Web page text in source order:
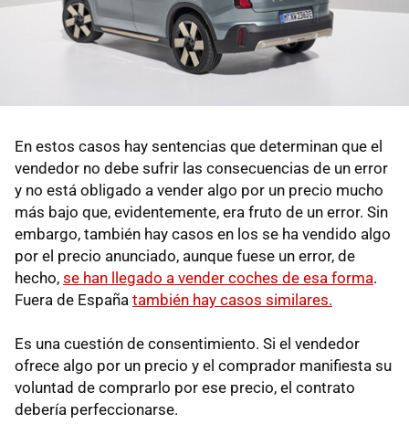
En estos casos hay sentencias que determinan que el
vendedor no debe sufrir las consecuencias de un error
y no está obligado a vender algo por un precio mucho
más bajo que, evidentemente, era fruto de un error. Sin
embargo, también hay casos en los se ha vendido algo
por el precio anunciado, aunque fuese un error, de
hecho, se han llegado a vender coches de esa forma.
Fuera de España también hay casos similares.
Es una cuestión de consentimiento. Si el vendedor
ofrece algo por un precio y el comprador manifiesta su
voluntad de comprarlo por ese precio, el contrato
debería perfeccionarse.